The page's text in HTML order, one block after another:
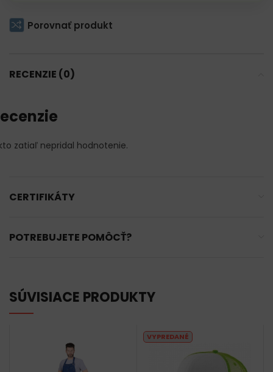
Porovnať produkt
RECENZIE (0)
zatiaľ nepridal hodnotenie.
CERTIFIKÁTY
POTREBUJETE POMÔCŤ?
SÚVISIACE PRODUKTY
VYPREDANÉ